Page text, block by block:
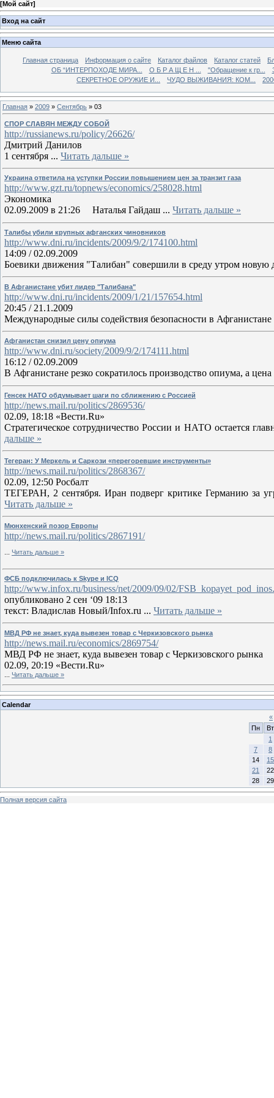
[Мой сайт]
Вход на сайт
Меню сайта
Главная страница Информация о сайте Каталог файлов Каталог статей
ОБ “ИНТЕРПОХОДЕ МИРА...
О Б Р А Щ Е Н ... "Обращение к гр...
СЕКРЕТНОЕ ОРУЖИЕ И...
ЧУДО ВЫЖИВАНИЯ: КОМ...
Главная » 2009 » Сентябрь » 03
СПОР СЛАВЯН МЕЖДУ СОБОЙ
http://russianews.ru/policy/26626/
Дмитрий Данилов
1 сентября ... Читать дальше »
Украина ответила на уступки России повышением цен за транзит газа
http://www.gzt.ru/topnews/economics/258028.html
Экономика
02.09.2009 в 21:26
Наталья Гайдаш ... Читать дальше »
Талибы убили крупных афганских чиновников
http://www.dni.ru/incidents/2009/9/2/174100.html
14:09 / 02.09.2009
Боевики движения "Талибан" совершили в среду утром новую
В Афганистане убит лидер "Талибана"
http://www.dni.ru/incidents/2009/1/21/157654.html
20:45 / 21.1.2009
Международные силы содействия безопасности в
Афганистан снизил цену опиума
http://www.dni.ru/society/2009/9/2/174111.html
16:12 / 02.09.2009
В Афганистане резко сократилось производство опиума, а
Генсек НАТО обдумывает шаги по сближению с Россией
http://news.mail.ru/politics/2869536/
02.09, 18:18 «Вести.Ru»
Стратегическое сотрудничество России и НАТО остается
дальше »
Тегеран: У Меркель и Саркози «перегоревшие инструменты»
http://news.mail.ru/politics/2868367/
02.09, 12:50 Росбалт
ТЕГЕРАН, 2 сентября. Иран подверг критике Германию за
Читать дальше »
Мюнхенский позор Европы
http://news.mail.ru/politics/2867191/
Читать дальше »
ФСБ подключилась к Skype и ICQ
http://www.infox.ru/business/net/2009/09/02/
опубликовано 2 сен ‘09 18:13
текст: Владислав Новый/Infox.ru ... Читать дальше »
МВД РФ не знает, куда вывезен товар с Черкизовского рынка
http://news.mail.ru/economics/2869754/
МВД РФ не знает, куда вывезен товар с Черкизовского рынка
02.09, 20:19 «Вести.Ru»
Читать дальше »
Calendar
«
Пн
Вт
1
7
8
14
15
21
22
28
29
Полная версия сайта